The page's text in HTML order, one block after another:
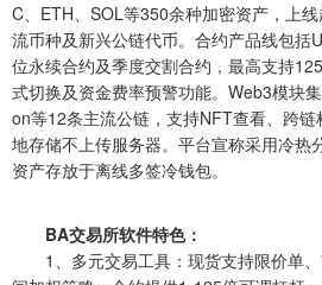
C、ETH、SOL等350余种加密资产，上
流币种及新兴公链代币。合约产品线包括
位永续合约及季度交割合约，最高支持
式切换及资金费率预警功能。Web3模块
on等12条主流公链，支持NFT查看、跨
地存储不上传服务器。平台宣称采用冷热
资产存放于离线多签冷钱包。
BA交易所软件特色：
1、多元交易工具：现货支持限价单、